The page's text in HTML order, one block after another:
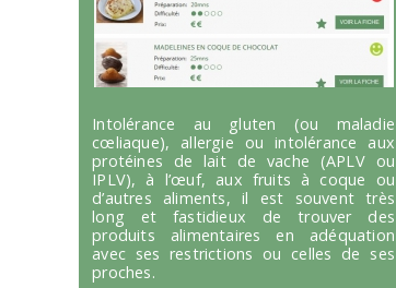
Intolérance au gluten (ou maladie
cœliaque), allergie ou intolérance aux
protéines de lait de vache (APLV ou
IPLV), à l’œuf, aux fruits à coque ou
d’autres aliments, il est souvent très
long et fastidieux de trouver des
produits alimentaires en adéquation
avec ses restrictions ou celles de ses
proches.